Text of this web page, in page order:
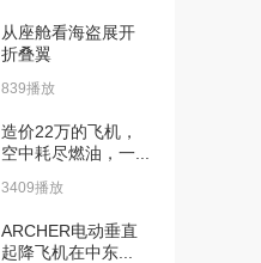
从座舱看海盗展开
折叠翼
839播放
造价22万的飞机，
空中耗尽燃油，一...
3409播放
ARCHER电动垂直
起降飞机在中东...